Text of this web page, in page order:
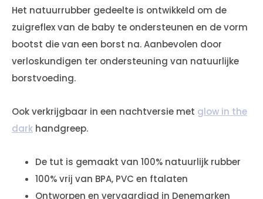
Het natuurrubber gedeelte is ontwikkeld om de
zuigreflex van de baby te ondersteunen en de vorm
bootst die van een borst na. Aanbevolen door
verloskundigen ter ondersteuning van natuurlijke
borstvoeding.
Ook verkrijgbaar in een nachtversie met glow in the
dark handgreep.
De tut is gemaakt van 100% natuurlijk rubber
100% vrij van BPA, PVC en ftalaten
Ontworpen en vervaardigd in Denemarken